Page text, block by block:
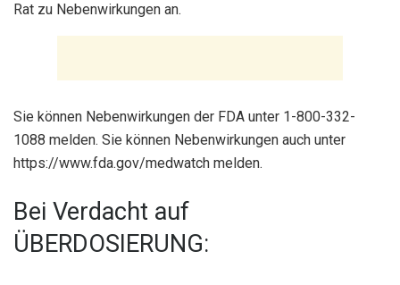
Rat zu Nebenwirkungen an.
Sie können Nebenwirkungen der FDA unter 1-800-332-
1088 melden. Sie können Nebenwirkungen auch unter
https://www.fda.gov/medwatch melden.
Bei Verdacht auf
ÜBERDOSIERUNG: